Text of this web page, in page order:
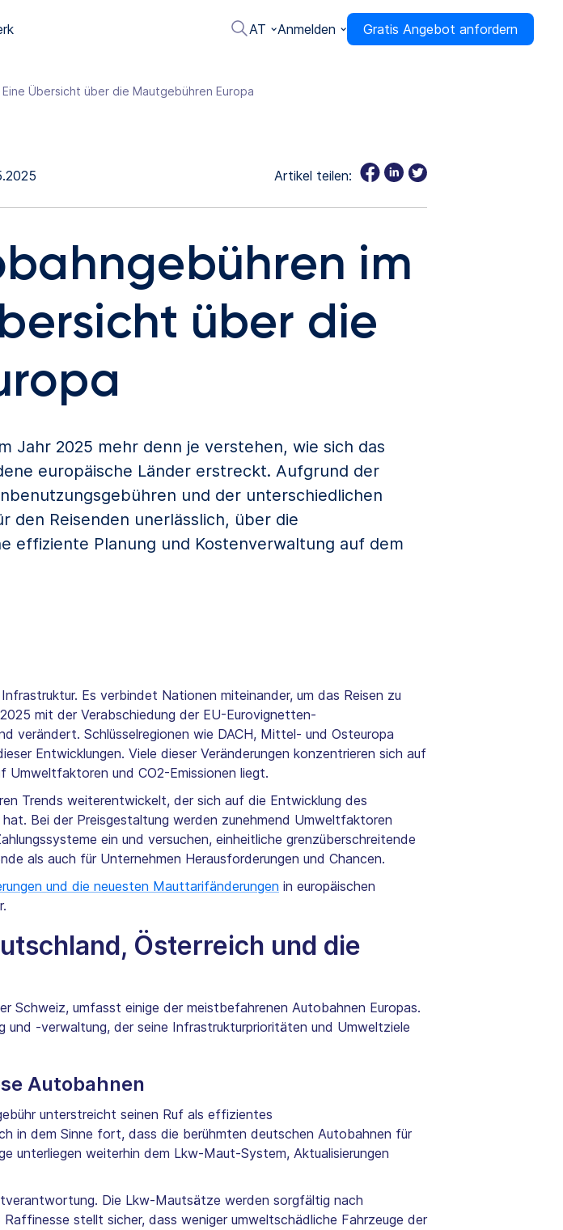
AT Anmelden Gratis Angebot anfordern
Übersicht über die Mautgebühren Europa
Artikel teilen:
im
über die
Jahr 2025 mehr denn je verstehen, wie sich das
europäische Länder erstreckt. Aufgrund der
und der unterschiedlichen
den Reisenden unerlässlich, über die
effiziente Planung und Kostenverwaltung auf dem
Es verbindet Nationen miteinander, um das Reisen zu
mit der Verabschiedung der EU-Eurovignetten-
verändert. Schlüsselregionen wie DACH, Mittel- und Osteuropa
Entwicklungen. Viele dieser Veränderungen konzentrieren sich auf
Umweltfaktoren und CO2-Emissionen liegt.
Trends weiterentwickelt, der sich auf die Entwicklung des
Bei der Preisgestaltung werden zunehmend Umweltfaktoren
ein und versuchen, einheitliche grenzüberschreitende
als auch für Unternehmen Herausforderungen und Chancen.
und die neuesten Mauttarifänderungen in europäischen
Österreich und die
Schweiz, umfasst einige der meistbefahrenen Autobahnen Europas.
-verwaltung, der seine Infrastrukturprioritäten und Umweltziele
Autobahnen
unterstreicht seinen Ruf als effizientes
in dem Sinne fort, dass die berühmten deutschen Autobahnen für
unterliegen weiterhin dem Lkw-Maut-System, Aktualisierungen
Die Lkw-Mautsätze werden sorgfältig nach
stellt sicher, dass weniger umweltschädliche Fahrzeuge der